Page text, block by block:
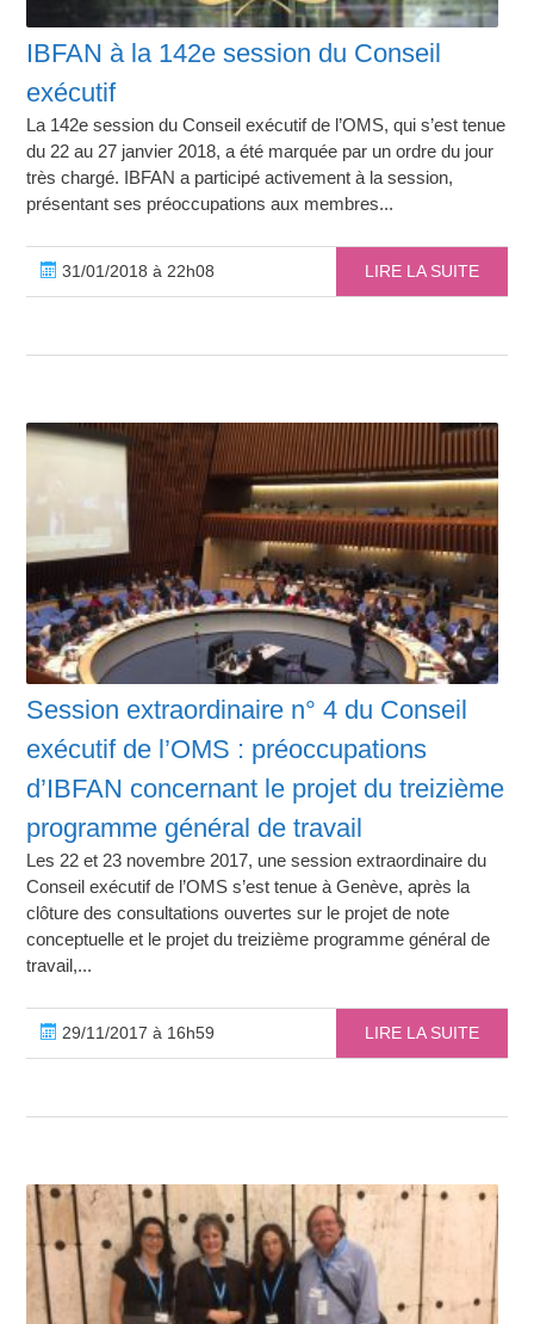
IBFAN à la 142e session du Conseil
exécutif
La 142e session du Conseil exécutif de l’OMS, qui s’est tenue
du 22 au 27 janvier 2018, a été marquée par un ordre du jour
très chargé. IBFAN a participé activement à la session,
présentant ses préoccupations aux membres...
31/01/2018 à 22h08 LIRE LA SUITE
Session extraordinaire n° 4 du Conseil
exécutif de l’OMS : préoccupations
d’IBFAN concernant le projet du treizième
programme général de travail
Les 22 et 23 novembre 2017, une session extraordinaire du
Conseil exécutif de l’OMS s’est tenue à Genève, après la
clôture des consultations ouvertes sur le projet de note
conceptuelle et le projet du treizième programme général de
travail,...
29/11/2017 à 16h59 LIRE LA SUITE